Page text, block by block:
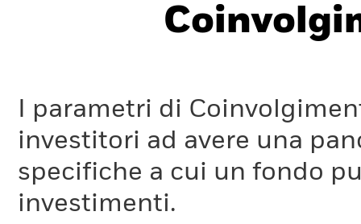
I parametri di
investitori ad avere una
specifiche a cui un fondo
investimenti.